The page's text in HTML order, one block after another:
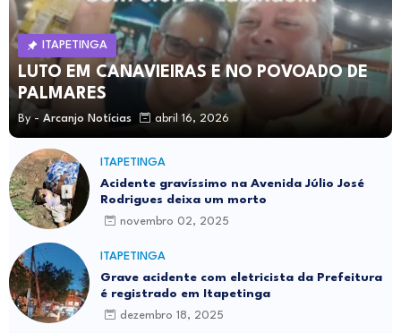
ITAPETINGA
LUTO EM CANAVIEIRAS E NO POVOADO DE
PALMARES
By - Arcanjo Notícias abril 16, 2026
ITAPETINGA
Acidente gravíssimo na Avenida Júlio José
Rodrigues deixa um morto
novembro 02, 2025
ITAPETINGA
Grave acidente com eletricista da Prefeitura
é registrado em Itapetinga
dezembro 18, 2025